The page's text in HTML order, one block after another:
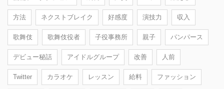
方法 ネクストブレイク 好感度 演技力 収入
歌舞伎 歌舞伎役者 子役事務所 親子 パンパース
デビュー秘話 アイドルグループ 改善 人前
Twitter カラオケ レッスン 給料 ファッション